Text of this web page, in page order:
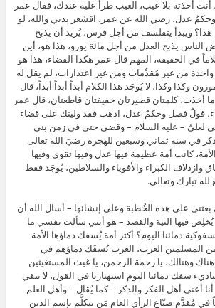
أنت أخذته بلا عيب، العيب طرأ عليه عندك، فقال عمر
عدل، رضيَ الله عن عمر، اقشعر بدني والله، لو
هذا؟ ويبدأ يتفلسف من أجل فرس، يُريد أن يذبح
يذبح العدل من أجل مائة يورو، هذا هو، أين
في الحقيقة، المهم قال عمر هكذا القضاء، هذا هو
من غير مُقدِّمات ومن غير اعتذارات، لم يقل له
وكذا وكذا، لا يُوجَد هذا الكلام أبداً أبداً أبداً، قال
أخذت، كلمتان قصيرتان خفيفتان قاطعتان، قال عمر
قولٌ فصل وحكمٌ عدل، اذهب فقد وليتك على قضاء
لعليّ – عليه السلام – وقضى حتى في زمن بني
في سنة ثماني وسبعين للهجرة رضيَ الله تعالى
كانت أمة عظيمة فيها عدل وفيها تقوى وفيها
وازدلاف الكبراء والأقوياء والسلاطين، يُوجَد فقط
تبارك وتعالى.
– وإنه ليسيرٌ على مَن يسَّره الله عليه – يسَّر الله ذلك لنا وعلينا -، تعبد الله ولا تُشرِك به شيئاً وتُقيم الصلاة وتُؤتي الزكاة وتصوم رمضان – بلَّغنا الله وإياكم رمضان – وتحج البيت، ألا أدلك يا مُعاذ على أبواب الخير؟ هذا كرم من رسول الله، أجابه عن سؤاله والآن أراد أن يزيده من لطائف وطرائف العلم والمعرفة، قال له ألا أدلك يا مُعاذ على أبواب الخير؟ طبعاً قال بلى يا رسول الله، ما هي أبواب الخير؟ الصوم جُنة، الصوم مثل الترس ومثل الدرع الذي يحفظك ويجُنك، هو يحفظك من المساخط والملاعن، الصوم يفعل هذا، لكن ليس صوم الجهلة وليس صوم الفجرة الفسقة، يصومون ولا يتغيَّر شييء، غيبة ونميمة وكذب وحقد وسب ولعن وتكفير وتحريض وكلام بطّال، أي صوم هذا؟ نُريد الصوم الحقيقي، المُطلَق يُراد به الكامل، إذا تحدَّثنا عن الصلاة فإننا نُريد الصلاة الكاملة التي أرادها الله، إذا تحدَّثنا عن الصوم فإننا لا نُريد أي صوم وإنما نُريد الصوم الكامل الذي أراده الله، هناك قاعدة في أصول الفقه تقول المُطلَق يُراد به الكامل، فالصوم الكامل جُنة، فلا يأتي أحد ويقول كيف قال الله – تبارك وتعالى – إِنَّ الصَّلَاةَ تَنْهَىٰ عَنِ الْفَحْشَاءِ وَالْمُنْكَرِ ۩ وكم وكم نرى مِمَن يُصلي ولا ينتهي؟ نقول له ما صلوا، هؤلاء ما صلوا الصلاة الكاملة، ل المقصود بالصلاة الصلاة الكاملة، لأن المُطلَق يراد به الكامل، أي الصلاة كما أرادها الله، لذلك أنت تستطيع أن تعرف هل تُصلي أم لا تُصلي – هل تُصلي كما أراد الله أم لا تصلي كما لا أراد الله – بماذا؟ بآثار الصلاة، إن نهتك عن الفحشاء والمناكر فقد صليت، وإلا أنت ما صليت، اذهب وابحث وحاول أن تُصلي، أنت ما صليت إلى الآن، حتى لو تُصلي من خمسين سنة فأنت ما صليت ولن نحلف بالله، كيف تُصلي ولا تنتهي؟ ما صليت، أنت تنقر الصلاة كما ينقر الغراب الدم، حركات لا يعبأ الله بها ولا يباليها بالاً، وسترى يوم القيامة حين تُبلى السرائر وتُبسَط الصحائف أن هذه الصلاة كلها ما قُبِلَ منها شيئ، هى مردودة عليك، تُلَف كما يُلَف الثوب الْخَلْقُ ويضرب بها وجه صاحبها وتقول له ضيعَّك الله كما ضيعتني، كانت فرصة لك لكي تلتقي الله وأنت ضيَّعتني، ضيَّعك الله، الصلاة تدعو عليه، هذا هو، فنسأل الله أن نُصلي، وهذا هو المعيار، هذا هو الرائز، على كل حال الصوم جُنة والصدقة تُطفئ الخطيئة كما يُطفئ الماء النار وصلاة الرجل من جوف الليل، أي في جوف الليل, قال له هذه من أعظم أبواب الخير العظيمة، وهنا قد يقول لي أحدكم أن النبي ذكر الزكاة و ذكر الصوم وذكر الصلاة، لكن تلك كانت المفروضات، أما هذه النوافل المُتطوع، هذه من أبواب الخير، تزداد الآن من الخير، تلك الأسس وهذا ما يكمل به البناء ويزيّن، بصراحة البناء المُؤسَّس على أسس فقط غير جميل، ما هذا؟ متي يكمل البناء؟ بهذه الأبواب، بالتطوعات والنوافل، هكذا يكمل ويتم ويشهق ويبذخ ويتزخرف ويتزيّن فيُصبِح الدين حتي جميلاً، لا تأخذ بالحد الأدني الأدني الأدني الأدني، هذه أبواب الخير، إذن الصوم هو صوم التطوع، والصدقة التي تُطفئ هى صدقة التطوع ولذا هى غير الزكاة، وصلاة الرجل من جوف الليل هى صلاة قيام الليل، فهذه غير المفروضة، قال النبي وصلاة الرجل من جوف الليل، ثم تلا – عليه الصلاة وأفضل السلام – تَتَجَافَى جُنُوبُهُمْ عَنِ الْمَضَاجِعِ يَدْعُونَ رَبَّهُمْ خَوْفاً وَطَمَعاً وَمِمَّا رَزَقْنَاهُمْ يُنفِقُونَ ۩ فَلَا تَعْلَمُ نَفْسٌ مَّا أُخْفِيَ لَهُم مِّن قُرَّةِ أَعْيُنٍ جَزَاء بِمَا كَانُوا يَعْمَلُونَ ۩، ثم قال – عليه الصلاة وأفضل السلام وآله – ألا أدلك يا معاذ – ثالثاً الآن وهذا كرم منه – على رأس الأمر وعمود وذروة سنامه؟ لو ما أجاب النبي – أي لولا ما أجاب النبي عن هذا السؤال – مَن كان يعرف الجواب؟ قال له رأس الأمر ما هو؟ عمود الأمر ما هو؟ ذروة سنام الأمر ما هو؟ قال قلت بلى يا رسول الله، قال رأس الأمر الإسلام، تُسلِم وجهك لله – لا إله إلا هو – طوعاً حنيفاً مُسلِماً بارئاً من شوب الشرك، قال رأس الأمر الإسلام وعموده – الذي يقوم عليه الأمر – الصلاة – الله أكبر، كما يُقال دائماً الصلاةُ عماد الدين، هو هذا – وذروة سنامه الجهاد، أي في سبيل الله، الجهاد المشروع، ولم يكتف بهذا الكريم عليه الصلاة وأفضل السلام، فهو أكرم الناس عليه الصلاة وأفضل السلام، يلتفت إلى معاذ رابعاً ويقول له ألا أُخبرِك – ألا أدلك أو ألا أُنبئك – يا مُعاذ بمِلاك ذلك كله؟ شيئ إن حصَّلته فكأنك حصَّلت كل ما سبق، إن تحققت به رجح بكل ما سبق، وكل ما سبق مطلوب أيضاً على وجهه فرضاً في باب الفرض وندباً في باب الندب، لكن هذا كأنه مِلاك الأمر كله، هذا أمرٌ عجيب، فما هو؟ ما هو مِلاك الأمر؟ تحدَّث عن الصلاة وعن الصوم وعن الزكاة وعن قيام الليل وعن الجهاد، ماهو المِلاك يا رسول الله؟ قال قلت بلى يا رسول الله، قد تقولون هذا الحديث نعرفه، نعم كلنا نعرفه والله، وقد تقولون نتحفظه مُذ كنا صغاراً ونعم أنا مُصِّدق، ولكن صدِّقوني لا نكاد نعمل به خاصة بآخره، لا نكاد نعمل به البتة إلا ما رحم ربي لا اله الا هو، قال فأخذ بلسانه – أخذ بلسان نفسه عليه الصلاة وأفضل السلام وآله – وقال كف عليك هذا، قال له أمسك عليك لسانك، قال له اللسان، فقلت يا رسول الله وإنا لمُؤاخَذون بما نتكلَّم به؟ مُعاذ يظن أن اللسان يُعتبَر أمراً هيّناً، تكلَّم واسخر وامزح واغتب مرات ونم واسع واحتقر واطعن، هذا لسان وهذا مُجرَّد كلام، كما تقول العامة ماذا يأخذ الريح من البلاط؟ يبقي البلاط بلاطاً ويذهب الريح، لكن هذا غير صحيح، قال – عليه الصلاة وأفضل السلام – ثكلتك أمك يا مُعاذ وهل يكب الناس في نار جهنم علي وجوههم – أو قال على مناخرهم – إلا حصائد ألسنتهم؟ قال له هل أنت إلى اليوم لا تفهم هذه الحقيقة؟ قال له هذه قاعدة خطيرة جداً في دين الله، أكثر ما يُدخِل الناس مُصوَّبين على رؤوسهم في جهنم ويكبهم على وجههم أو مناخرهم في جهنم حصائد ألسنتهم، قال وقيل، ألسنة مُرسَلة لا تُراعي الله فيما تقول، من أين هذا الفقه يا رسول الله؟ من كتاب الله، هذه الكلمة الأخيرة مأخوذة من مثل قوله وَإِذَا قُلْتُمْ فَاعْدِلُوا ۩ وقوله إِنَّ اللَّهَ يَأْمُرُ بِالْعَدْلِ ۩، إذن العدل ليس فقط في الأفعال والأٌضية والأحكام وإنما في الأقوال أيضاً، وفقط في باب الشهادات وإنما في كل شيئ، في بابا الشهادات وفي باب الوصايا وفي باب المدائح والمذام وفي باب التعريف وفي باب الحوار والنقاش، في كل شيئ، كل ما تفوه به عليك أن تتوخى فيه السير في خطة العدل، أي أن تكون عادلاً فتتكلَّم كلاماً يُرضي الله – بالعدل قامت السماوات والأرض – على نفسك وعلى غيرك وفيما تُحِب وفيما تكره، هذا هو الدين، أين نحن مِن الدين؟ بُعداء جداً، أشهد بالله ولله في هذا اليوم أننا بُعداء جداً، وأنا حين أتكلَّم لا استحضر العوام، فالعوام كان الله في عونهم، هم ضحايا المشايخ والعلماء، وسأكون صادقاً معكم، هم ضحايا المشائخ والعلماء، لأن مَن الواعظ ومَن الموعوظ؟ هذا هو الواعظ، والمفروض أن الموعوظ يتعظ بما يقول الواعظ، لكن الواعظ يُعلِّمه أن يقع في الناس وأن يسبهم وأن يلعنهم وأن يُغري بدمائهم وأن يفتي بتكفيرهم وأن وأن وأن إلى ما شئتم من هذه الكراهات المُنفلِتة، لماذا تلوم على هذا العامي الجاهل؟ العامي يتقرَّب إلى الله بهذا، العامي يقول لك أنا أقتل نفسي وأتقرَّب إلى الله، أقتل نفسي في هؤلاء الكفرة الملاعين الأنجاس المناكيد وأتقرَّب إلى الله، يظن أن هذه قربة إلى الله، لأن هذا العالم الضال المُضِل الفاسق الفاجر – والعياذ بالله – الذي ما وقَّر الله ولا خاف الله ولا خشيَ الله – تبارك وتعالى – ولا يفعل قد علَّمه هذه الكراهية، علَّمه الاستطالة في أعراض المسلمين، وقد يقول قائل لم تقول هذا؟ أين دليلك؟ أين برهانك؟ أكثر من واضح، سأبدأ بطرفة ذكرها العلامة ابن مُفلِح الحنبلي، الذي كان يُلقِّبه شيخ الإسلام ابن تيمية بالمُفِلح، يقول له أنت لست ابن مُفلِح وإنما أنت مُفلِح، أي أنت نفسك مُفلِح، العلامة الفقيه الكبير ابن مُفلِح في كتابه الآداب الشرعية حكى عن أحد العامة من أهل بغداد أنه وشى بجار له عند أحد